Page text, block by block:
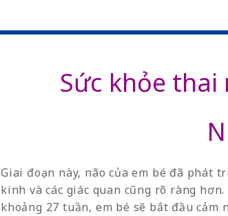
Sức khỏe
Giai đoạn này, não của em bé đã phát
kinh và các giác quan cũng rõ ràng
khoảng 27 tuần, em bé sẽ bắt đầu